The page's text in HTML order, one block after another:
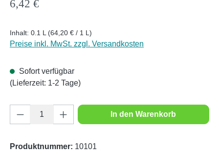
6,42 €
Inhalt: 0.1 L (64,20 € / 1 L)
Preise inkl. MwSt. zzgl. Versandkosten
Sofort verfügbar
(Lieferzeit: 1-2 Tage)
Produkt Anzahl: Gib den gewünschten
In den Warenkorb
Produktnummer: 10101